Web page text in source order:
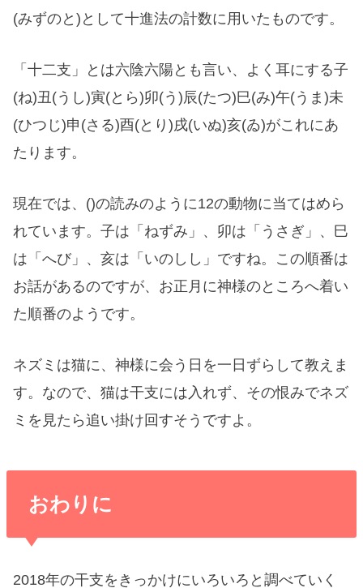
(みずのと)として十進法の計数に用いたものです。
「十二支」とは六陰六陽とも言い、よく耳にする子
(ね)丑(うし)寅(とら)卯(う)辰(たつ)巳(み)午(うま)未
(ひつじ)申(さる)酉(とり)戌(いぬ)亥(ゐ)がこれにあ
たります。
現在では、()の読みのように12の動物に当てはめら
れています。子は「ねずみ」、卯は「うさぎ」、巳
は「へび」、亥は「いのしし」ですね。この順番は
お話があるのですが、お正月に神様のところへ着い
た順番のようです。
ネズミは猫に、神様に会う日を一日ずらして教えま
す。なので、猫は干支には入れず、その恨みでネズ
ミを見たら追い掛け回すそうですよ。
おわりに
2018年の干支をきっかけにいろいろと調べていく